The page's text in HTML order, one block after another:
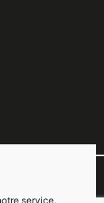
service.